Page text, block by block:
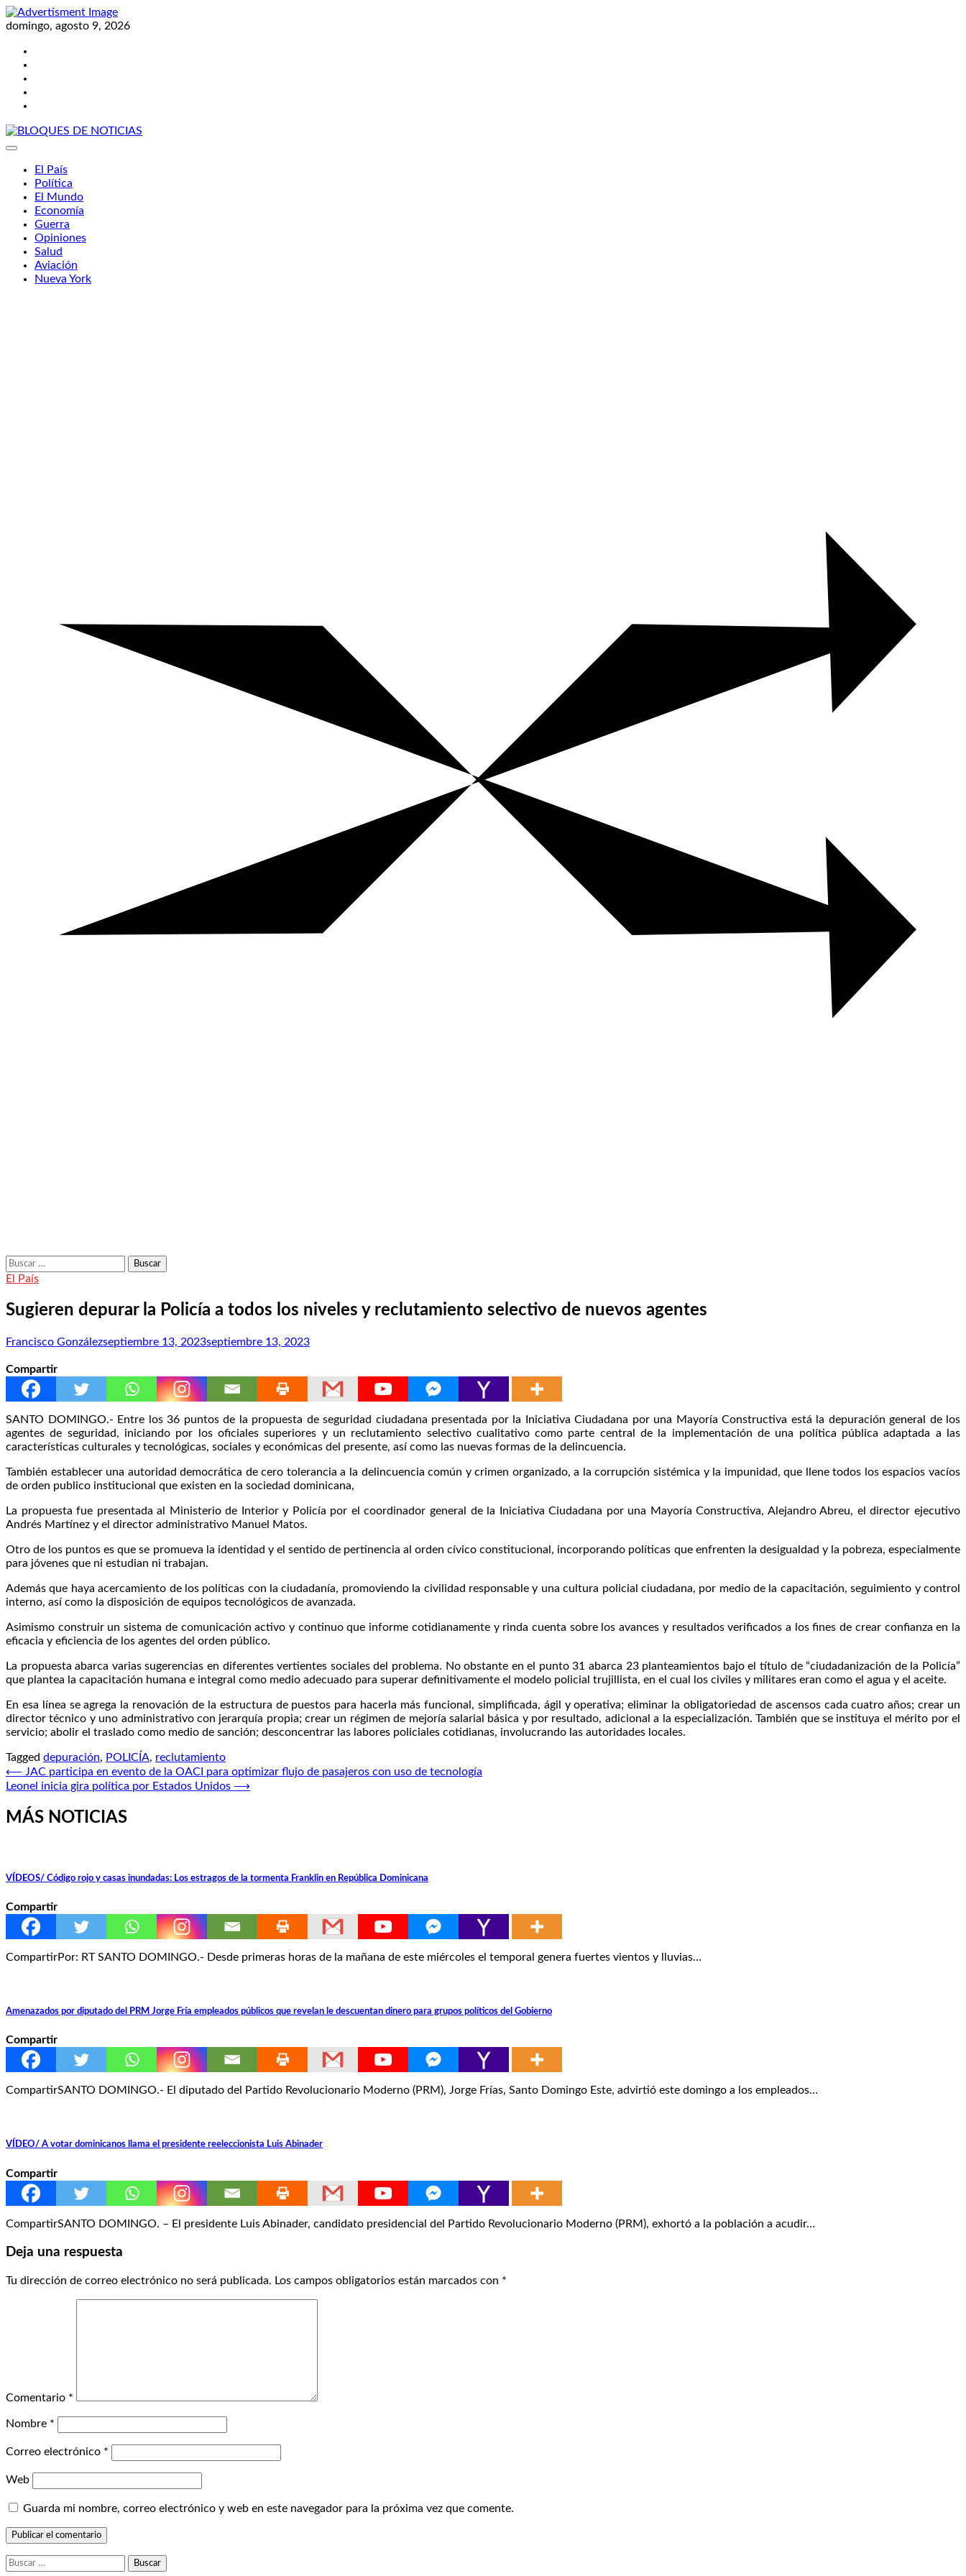
Skip
to
domingo, agosto 9, 2026
El País
Política
El Mundo
Economía
Guerra
Opiniones
Salud
Aviación
Nueva York
Buscar:
El País
Sugieren depurar la Policía a todos los niveles y reclutamiento selectivo de nuevos agentes
Francisco Gonzálezseptiembre 13, 2023septiembre 13, 2023
Compartir
SANTO DOMINGO.- Entre los 36 puntos de la propuesta de seguridad ciudadana presentada por la Iniciativa Ciudadana por una Mayoría Constructiva está la depuración general de los
agentes de seguridad, iniciando por los oficiales superiores y un reclutamiento selectivo cualitativo como parte central de la implementación de una política pública adaptada a las
características culturales y tecnológicas, sociales y económicas del presente, así como las nuevas formas de la delincuencia.
También establecer una autoridad democrática de cero tolerancia a la delincuencia común y crimen organizado, a la corrupción sistémica y la impunidad, que llene todos los espacios vacíos
de orden publico institucional que existen en la sociedad dominicana,
La propuesta fue presentada al Ministerio de Interior y Policía por el coordinador general de la Iniciativa Ciudadana por una Mayoría Constructiva, Alejandro Abreu, el director ejecutivo
Andrés Martínez y el director administrativo Manuel Matos.
Otro de los puntos es que se promueva la identidad y el sentido de pertinencia al orden cívico constitucional, incorporando políticas que enfrenten la desigualdad y la pobreza, especialmente
para jóvenes que ni estudian ni trabajan.
Además que haya acercamiento de los políticas con la ciudadanía, promoviendo la civilidad responsable y una cultura policial ciudadana, por medio de la capacitación, seguimiento y control
interno, así como la disposición de equipos tecnológicos de avanzada.
Asimismo construir un sistema de comunicación activo y continuo que informe cotidianamente y rinda cuenta sobre los avances y resultados verificados a los fines de crear confianza en la
eficacia y eficiencia de los agentes del orden público.
La propuesta abarca varias sugerencias en diferentes vertientes sociales del problema. No obstante en el punto 31 abarca 23 planteamientos bajo el título de “ciudadanización de la Policía”
que plantea la capacitación humana e integral como medio adecuado para superar definitivamente el modelo policial trujillista, en el cual los civiles y militares eran como el agua y el aceite.
En esa línea se agrega la renovación de la estructura de puestos para hacerla más funcional, simplificada, ágil y operativa; eliminar la obligatoriedad de ascensos cada cuatro años; crear un
director técnico y uno administrativo con jerarquía propia; crear un régimen de mejoría salarial básica y por resultado, adicional a la especialización. También que se instituya el mérito por el
servicio; abolir el traslado como medio de sanción; desconcentrar las labores policiales cotidianas, involucrando las autoridades locales.
Tagged depuración, POLICÍA, reclutamiento
Navegación
de
entradas
⟵ JAC participa en evento de la OACI para optimizar flujo de pasajeros con uso de tecnología
Leonel inicia gira política por Estados Unidos ⟶
MÁS NOTICIAS
VÍDEOS/ Código rojo y casas inundadas: Los estragos de la tormenta Franklin en República Dominicana
Compartir
CompartirPor: RT SANTO DOMINGO.- Desde primeras horas de la mañana de este miércoles el temporal genera fuertes vientos y lluvias…
Amenazados por diputado del PRM Jorge Fría empleados públicos que revelan le descuentan dinero para grupos políticos del Gobierno
Compartir
CompartirSANTO DOMINGO.- El diputado del Partido Revolucionario Moderno (PRM), Jorge Frías, Santo Domingo Este, advirtió este domingo a los empleados…
VÍDEO/ A votar dominicanos llama el presidente reeleccionista Luis Abinader
Compartir
CompartirSANTO DOMINGO. – El presidente Luis Abinader, candidato presidencial del Partido Revolucionario Moderno (PRM), exhortó a la población a acudir…
Deja una respuesta
Tu dirección de correo electrónico no será publicada. Los campos obligatorios están marcados con *
Comentario *
Nombre *
Correo electrónico *
Web
Guarda mi nombre, correo electrónico y web en este navegador para la próxima vez que comente.
Buscar: